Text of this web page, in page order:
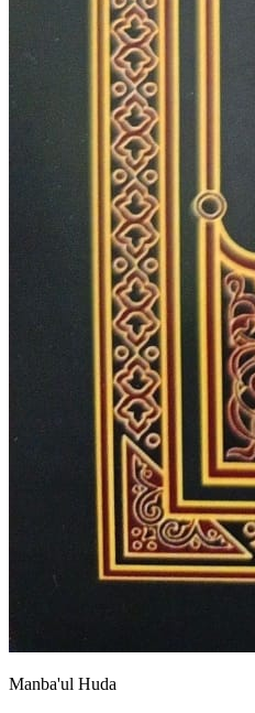
Manba'ul Huda